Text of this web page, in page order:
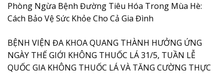
Phòng Ngừa Bệnh Đường Tiêu Hóa Trong Mùa Hè:
Cách Bảo Vệ Sức Khỏe Cho Cả Gia Đình
BỆNH VIỆN ĐA KHOA QUANG THÀNH HƯỞNG ỨNG
NGÀY THẾ GIỚI KHÔNG THUỐC LÁ 31/5, TUẦN LỄ
QUỐC GIA KHÔNG THUỐC LÁ VÀ TĂNG CƯỜNG THỰC